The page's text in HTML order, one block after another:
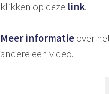
klikken op deze link.
Meer informatieover
andere een video.